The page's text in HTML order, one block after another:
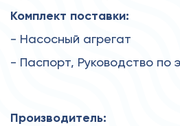
Комплект поставки:
- Насосный агрегат
- Паспорт, Руководство по
Производитель: